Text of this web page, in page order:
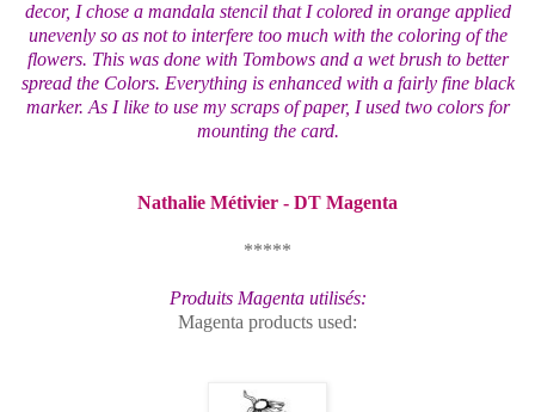
decor, I chose a mandala stencil that I colored in orange applied
unevenly so as not to interfere too much with the coloring of the
flowers. This was done with Tombows and a wet brush to better
spread the Colors. Everything is enhanced with a fairly fine black
marker. As I like to use my scraps of paper, I used two colors for
mounting the card.
Nathalie Métivier - DT Magenta
*****
Produits Magenta utilisés:
Magenta products used: